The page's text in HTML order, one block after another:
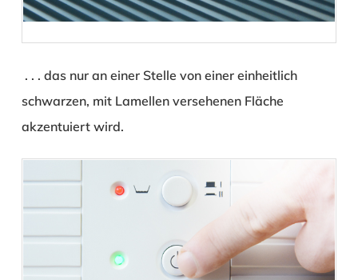
. . . das nur an einer Stelle von einer einheitlich
schwarzen, mit Lamellen versehenen Fläche
akzentuiert wird.